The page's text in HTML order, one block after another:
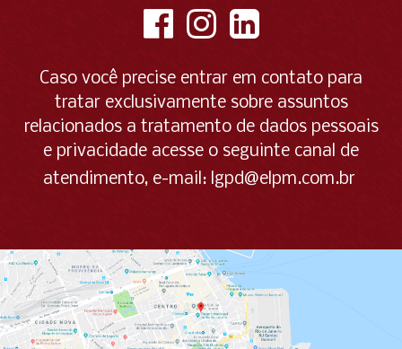
Caso você precise entrar em contato para
tratar exclusivamente sobre assuntos
relacionados a tratamento de dados pessoais
e privacidade acesse o seguinte canal de
atendimento, e-mail: lgpd@elpm.com.br